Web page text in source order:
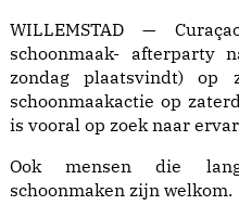
WILLEMSTAD —
schoonmaak- afterparty
zondag plaatsvindt) op
schoonmaakactie op
is vooral op zoek naar
Ook mensen die
schoonmaken zijn welkom.